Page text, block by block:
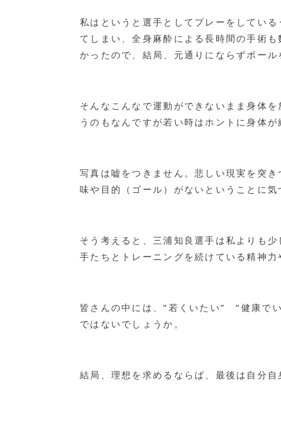
私はというと選手としてプレーをしてい
てしまい、全身麻酔による長時間の手術
かったので、結局、元通りにならずボー
そんなこんなで運動ができないまま身体
うのもなんですが若い時はホントに身体
写真は嘘をつきません。悲しい現実を突
味や目的（ゴール）がないということに気
そう考えると、三浦知良選手は私よりも
手たちとトレーニングを続けている精神力
皆さんの中には、”若くいたい” ”健康で
ではないでしょうか。
結局、理想を求めるならば、最後は自分